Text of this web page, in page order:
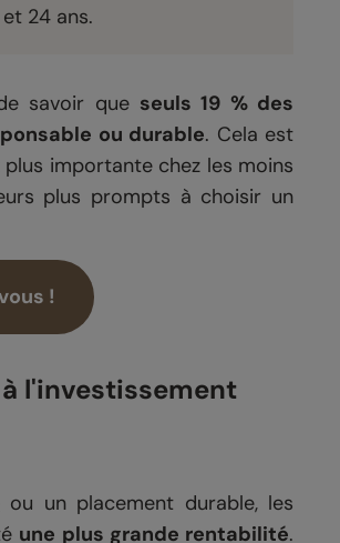
24 ans.
savoir que seuls 19 % des
ou durable. Cela est
importante chez les moins
plus prompts à choisir un
!
l'investissement
ou un placement durable, les
une plus grande rentabilité.